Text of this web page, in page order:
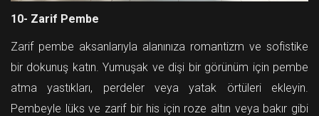
10- Zarif Pembe
Zarif pembe aksanlarıyla alanınıza romantizm ve sofistike
bir dokunuş katın. Yumuşak ve dişi bir görünüm için pembe
atma yastıkları, perdeler veya yatak örtüleri ekleyin.
Pembeyle lüks ve zarif bir his için roze altın veya bakır gibi